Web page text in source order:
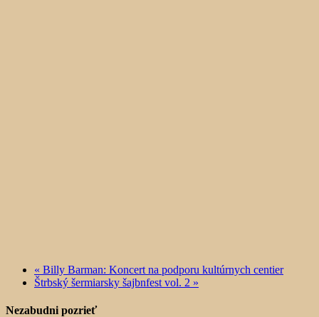
« Billy Barman: Koncert na podporu kultúrnych centier
Štrbský šermiarsky šajbnfest vol. 2 »
Nezabudni pozrieť